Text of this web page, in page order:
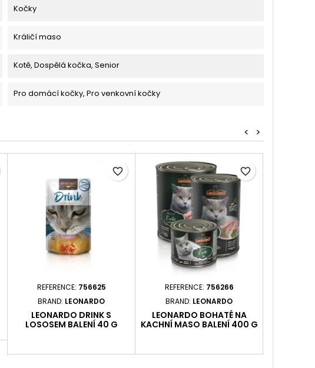
Kočky
Králičí maso
Kotě, Dospělá kočka, Senior
Pro domácí kočky, Pro venkovní kočky
>
<
REFERENCE: 756625
BRAND: LEONARDO
LEONARDO DRINK S
LOSOSEM BALENÍ 40 G
favorite_border
REFERENCE: 756266
BRAND: LEONARDO
LEONARDO BOHATÉ NA
KACHNÍ MASO BALENÍ 400 G
favorite_border